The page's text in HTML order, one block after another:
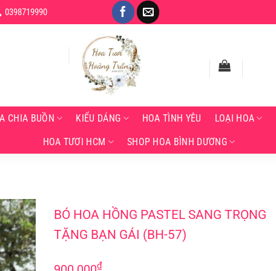
0398719990
CHIA BUỒN KIỂU DÁNG HOA TÌNH YÊU LOẠI HOA
HOA TƯƠI HCM SHOP HOA BÌNH DƯƠNG
BÓ HOA HỒNG PASTEL SANG TRỌNG TẶNG BẠN GÁI (BH-57)
BÓ HOA HỒNG PASTEL SANG TRỌNG
TẶNG BẠN GÁI (BH-57)
₫